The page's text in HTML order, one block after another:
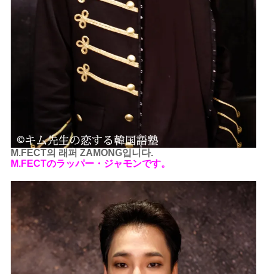
M.FECT의 래퍼 ZAMONG입니다.
M.FECTのラッパー・ジャモンです。